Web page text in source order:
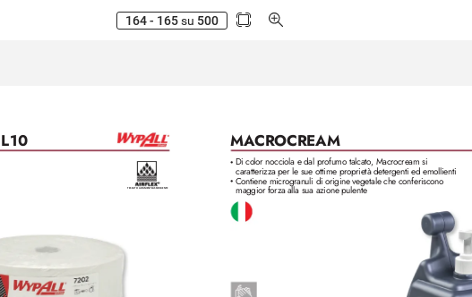
164 - 165 su 500
L10
TESSUTO ALTAMENTEASSORBENTE
• Di color nocciola e dal profumo talcato, Macrocream si
caratterizza per le sue ottime proprietà detergenti ed emollienti
• Contiene microgranuli di origine vegetale che conferiscono
maggior forza alla sua azione pulente
MACROCREAM